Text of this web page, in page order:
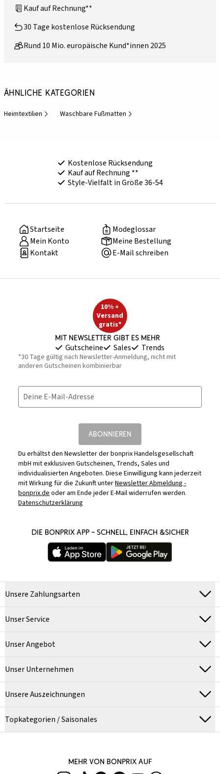
Kauf auf Rechnung**
30 Tage kostenlose Rücksendung
Rund 10 Mio. europäische Kund*innen 2025
Ähnliche Kategorien
Heimtextilien Waschbare Fußmatten
Kostenlose Rücksendung
Kauf auf Rechnung **
Style-Vielfalt in Größe 36-54
Startseite
Modeglossar
Mein Konto
Meine Bestellung
Kontakt
E-Mail schreiben
10% +
Versand
gratis*
Mit Newsletter gibt es mehr
Gutscheine Sales Trends
*30 Tage gültig nach Newsletter-Anmeldung, nicht mit
anderen Gutscheinen kombinierbar
Deine E-Mail-Adresse
ABONNIEREN
Du erhältst den Newsletter der bonprix Handelsgesellschaft
mbH mit exklusiven Gutscheinen, Trends, Sales und
individualisierten Angeboten. Diese Einwilligung kann jederzeit
mit Wirkung für die Zukunft unterNewsletter Abmeldung -
bonprix.deoder am Ende jeder E-Mail widerrufen werden.
Datenschutzerklärung
DIE BONPRIX APP – SCHNELL, EINFACH &SICHER
Unsere Zahlungsarten
Unser Service
Unser Angebot
Unser Unternehmen
Unsere Auszeichnungen
Topkategorien / Saisonales
MEHR VON BONPRIX AUF